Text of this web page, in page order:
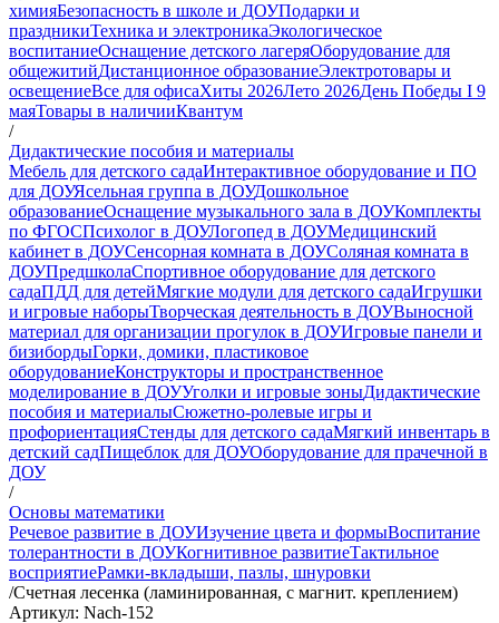
химияБезопасность в школе и ДОУПодарки и
праздникиТехника и электроникаЭкологическое
воспитаниеОснащение детского лагеряОборудование для
общежитийДистанционное образованиеЭлектротовары и
освещениеВсе для офисаХиты 2026Лето 2026День Победы I 9
маяТовары в наличииКвантум
/
Дидактические пособия и материалы
Мебель для детского садаИнтерактивное оборудование и ПО
для ДОУЯсельная группа в ДОУДошкольное
образованиеОснащение музыкального зала в ДОУКомплекты
по ФГОСПсихолог в ДОУЛогопед в ДОУМедицинский
кабинет в ДОУСенсорная комната в ДОУСоляная комната в
ДОУПредшколаСпортивное оборудование для детского
садаПДД для детейМягкие модули для детского садаИгрушки
и игровые наборыТворческая деятельность в ДОУВыносной
материал для организации прогулок в ДОУИгровые панели и
бизибордыГорки, домики, пластиковое
оборудованиеКонструкторы и пространственное
моделирование в ДОУУголки и игровые зоныДидактические
пособия и материалыСюжетно-ролевые игры и
профориентацияСтенды для детского садаМягкий инвентарь в
детский садПищеблок для ДОУОборудование для прачечной в
ДОУ
/
Основы математики
Речевое развитие в ДОУИзучение цвета и формыВоспитание
толерантности в ДОУКогнитивное развитиеТактильное
восприятиеРамки-вкладыши, пазлы, шнуровки
/Счетная лесенка (ламинированная, с магнит. креплением)
Артикул: Nach-152